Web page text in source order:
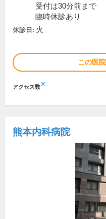
受付は30分前まで
臨時休診あり
休診日: 火
この医
アクセス数※
熊本内科病院